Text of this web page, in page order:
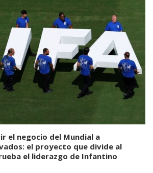
el negocio del Mundial a
el proyecto que divide al
el liderazgo de Infantino